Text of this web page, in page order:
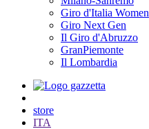
Giro d'Italia Women
Giro Next Gen
Il Giro d'Abruzzo
GranPiemonte
Il Lombardia
store
ITA